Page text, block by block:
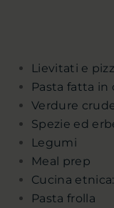
Lievitati e
Pasta fatta in
Verdure
Spezie ed
Legumi
Meal prep
Cucina
Pasta frolla